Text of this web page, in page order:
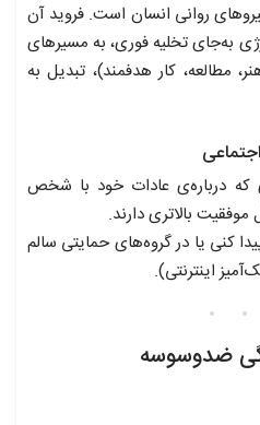
روانی انسان است. فروید آن
به‌جای تخلیه فوری، به مسیرهای
مطالعه، کار هدفمند)، تبدیل به
که درباره‌ی عادات خود با شخص
بالاتری دارند.
کنی یا در گروه‌های حمایتی سالم
اینترنتی).
ضد‌وسوسه